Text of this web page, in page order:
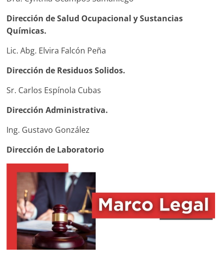
Dirección de Salud Ocupacional y Sustancias
Químicas.
Lic. Abg. Elvira Falcón Peña
Dirección de Residuos Solidos.
Sr. Carlos Espínola Cubas
Dirección Administrativa.
Ing. Gustavo González
Dirección de Laboratorio